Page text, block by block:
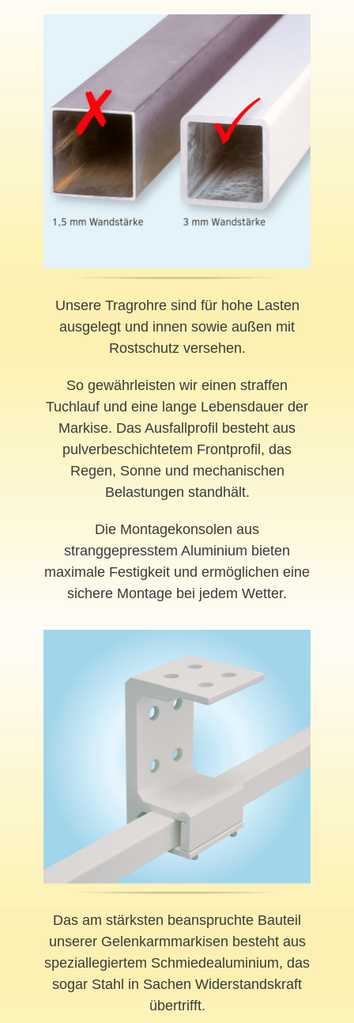
Unsere Tragrohre sind für hohe Lasten
ausgelegt und innen sowie außen mit
Rostschutz versehen.
So gewährleisten wir einen straffen
Tuchlauf und eine lange Lebensdauer der
Markise. Das Ausfallprofil besteht aus
pulverbeschichtetem Frontprofil, das
Regen, Sonne und mechanischen
Belastungen standhält.
Die Montagekonsolen aus
stranggepresstem Aluminium bieten
maximale Festigkeit und ermöglichen eine
sichere Montage bei jedem Wetter.
Das am stärksten beanspruchte Bauteil
unserer Gelenkarmmarkisen besteht aus
speziallegiertem Schmiedealuminium, das
sogar Stahl in Sachen Widerstandskraft
übertrifft.